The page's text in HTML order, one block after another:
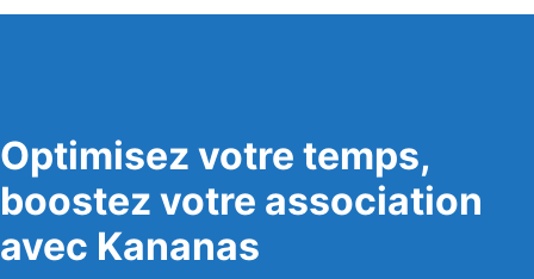
Optimisez votre temps,
boostez votre association
avec Kananas